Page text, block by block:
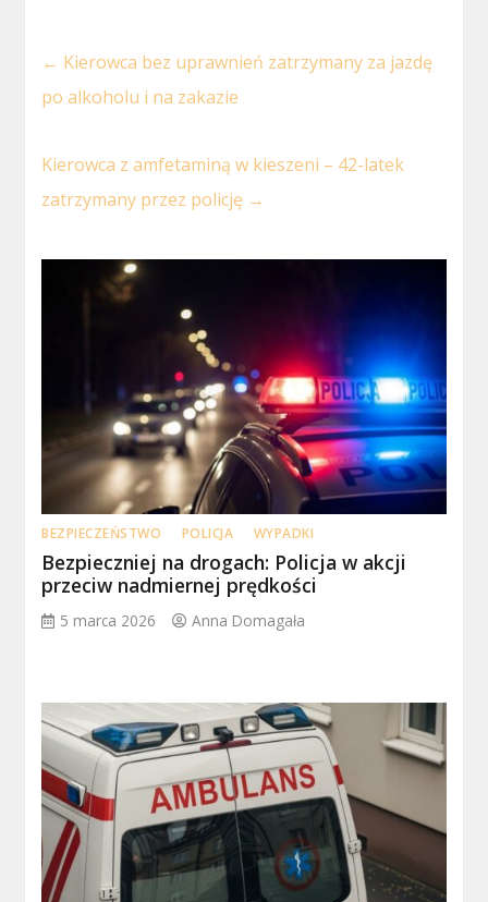
← Kierowca bez uprawnień zatrzymany za jazdę
po alkoholu i na zakazie
Kierowca z amfetaminą w kieszeni – 42-latek
zatrzymany przez policję →
BEZPIECZEŃSTWO POLICJA WYPADKI
Bezpieczniej na drogach: Policja w akcji
przeciw nadmiernej prędkości
5 marca 2026 Anna Domagała